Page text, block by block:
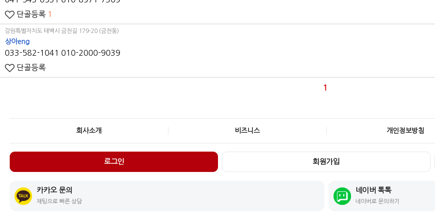
단골등록 1
강원특별자치도 태백시 금천길 179-20 (금천동)
상아eng
033-582-1041 010-2000-9039
단골등록
1
회사소개 비즈니스 개인정보방침
로그인 회원가입
카카오 문의
채팅으로 빠른 상담
네이버 톡톡
네이버로 문의하기